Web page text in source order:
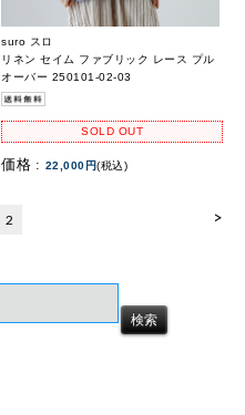
suro スロ
リネン セイム ファブリック レース プル
オーバー 250101-02-03
SOLD OUT
価格 : 22,000円(税込)
>
2